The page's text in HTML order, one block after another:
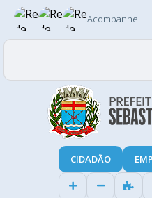
Acompanhe
CIDADÃO